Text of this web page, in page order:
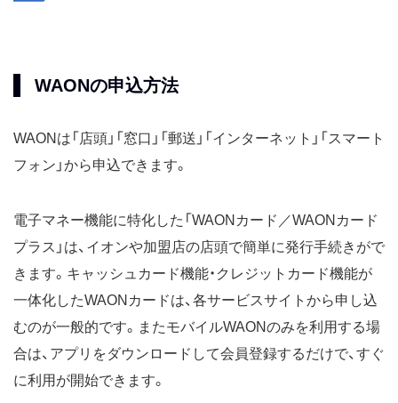
WAONの申込方法
WAONは「店頭」「窓口」「郵送」「インターネット」「スマート
フォン」から申込できます。
電子マネー機能に特化した「WAONカード／WAONカード
プラス」は、イオンや加盟店の店頭で簡単に発行手続きがで
きます。キャッシュカード機能・クレジットカード機能が
一体化したWAONカードは、各サービスサイトから申し込
むのが一般的です。またモバイルWAONのみを利用する場
合は、アプリをダウンロードして会員登録するだけで、すぐ
に利用が開始できます。